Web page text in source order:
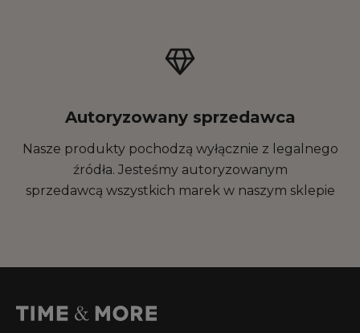
Autoryzowany sprzedawca
Nasze produkty pochodzą wyłącznie z legalnego
źródła. Jesteśmy autoryzowanym
sprzedawcą wszystkich marek w naszym sklepie